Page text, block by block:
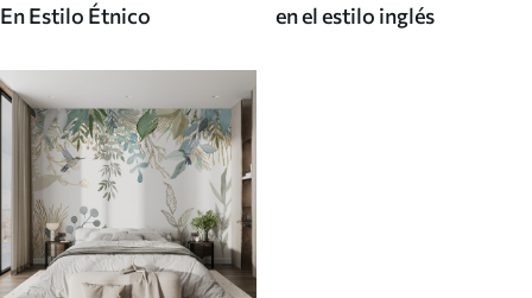
En Estilo Étnico en el estilo inglés